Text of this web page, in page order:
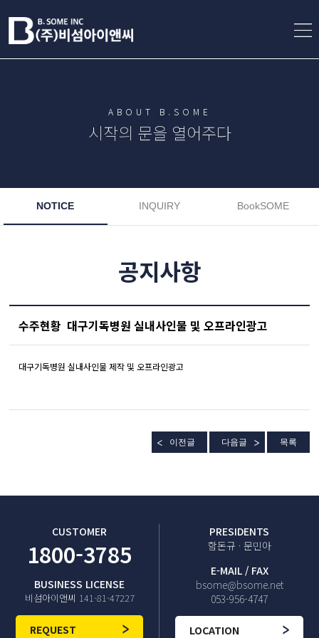
ABOUT B.SOME
시작의 문을 열어주다
NOTICE INQUIRY BookSOME
공지사항
수주현황 대구기독병원 실내사인물 및 오프라인광고
대구기독병원 실내사인물 제작 및 오프라인광고
이전글 다음글 목록
CUSTOMER
1800-3785
BUSINESS LICENSE
비섬아이앤씨 141-81-47227
REQUEST
PRESIDENTS
함돈규 · 문민아
E-MAIL / FAX
bsome@bsome.net
053-956-4747
LOCATION